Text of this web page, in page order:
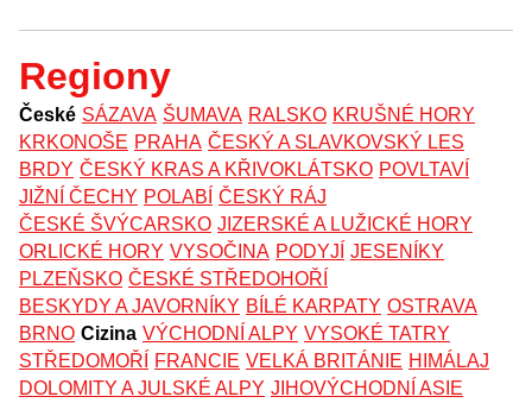
Regiony
České SÁZAVA ŠUMAVA RALSKO KRUŠNÉ HORY
KRKONOŠE PRAHA ČESKÝ A SLAVKOVSKÝ LES
BRDY ČESKÝ KRAS A KŘIVOKLÁTSKO POVLTAVÍ
JIŽNÍ ČECHY POLABÍ ČESKÝ RÁJ
ČESKÉ ŠVÝCARSKO JIZERSKÉ A LUŽICKÉ HORY
ORLICKÉ HORY VYSOČINA PODYJÍ JESENÍKY
PLZEŇSKO ČESKÉ STŘEDOHOŘÍ
BESKYDY A JAVORNÍKY BÍLÉ KARPATY OSTRAVA
BRNO Cizina VÝCHODNÍ ALPY VYSOKÉ TATRY
STŘEDOMOŘÍ
FRANCIE VELKÁ BRITÁNIE HIMÁLAJ
DOLOMITY A JULSKÉ ALPY JIHOVÝCHODNÍ ASIE